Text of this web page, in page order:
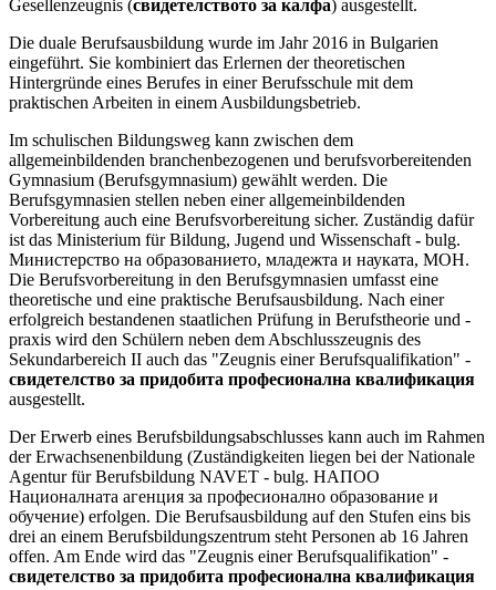
Gesellenzeugnis (свидетелството за калфа) ausgestellt.
Die duale Berufsausbildung wurde im Jahr 2016 in Bulgarien
eingeführt. Sie kombiniert das Erlernen der theoretischen
Hintergründe eines Berufes in einer Berufsschule mit dem
praktischen Arbeiten in einem Ausbildungsbetrieb.
Im schulischen Bildungsweg kann zwischen dem
allgemeinbildenden branchenbezogenen und berufsvorbereitenden
Gymnasium (Berufsgymnasium) gewählt werden. Die
Berufsgymnasien stellen neben einer allgemeinbildenden
Vorbereitung auch eine Berufsvorbereitung sicher. Zuständig dafür
ist das Ministerium für Bildung, Jugend und Wissenschaft - bulg.
Министерство на образованието, младежта и науката, MOH.
Die Berufsvorbereitung in den Berufsgymnasien umfasst eine
theoretische und eine praktische Berufsausbildung. Nach einer
erfolgreich bestandenen staatlichen Prüfung in Berufstheorie und -
praxis wird den Schülern neben dem Abschlusszeugnis des
Sekundarbereich II auch das "Zeugnis einer Berufsqualifikation" -
свидетелство за придобита професионална квалификация
ausgestellt.
Der Erwerb eines Berufsbildungsabschlusses kann auch im Rahmen
der Erwachsenenbildung (Zuständigkeiten liegen bei der Nationale
Agentur für Berufsbildung NAVET - bulg. НАПОО
Националната агенция за професионално образование и
обучение) erfolgen. Die Berufsausbildung auf den Stufen eins bis
drei an einem Berufsbildungszentrum steht Personen ab 16 Jahren
offen. Am Ende wird das "Zeugnis einer Berufsqualifikation" -
свидетелство за придобита професионална квалификация